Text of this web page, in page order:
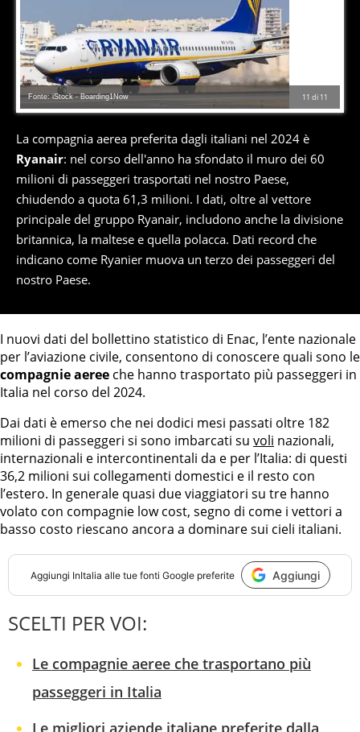
11 di 11
Fonte: iStock - Boarding1Now
La compagnia aerea preferita dagli italiani nel 2024 è
Ryanair: nel corso dell'anno ha sfondato il muro dei 60
milioni di passeggeri trasportati nel nostro Paese,
chiudendo a quota 61,3 milioni. I dati, oltre al vettore
principale del gruppo Ryanair, includono anche la divisione
britannica, la maltese e quella polacca. Dati record che
indicano come Ryanier muova un terzo dei passeggeri del
nostro Paese.
I nuovi dati del bollettino statistico di Enac, l’ente nazionale
per l’aviazione civile, consentono di conoscere quali sono le
compagnie aeree che hanno trasportato più passeggeri in
Italia nel corso del 2024.
Dai dati è emerso che nei dodici mesi passati oltre 182
milioni di passeggeri si sono imbarcati su voli nazionali,
internazionali e intercontinentali da e per l’Italia: di questi
36,2 milioni sui collegamenti domestici e il resto con
l’estero. In generale quasi due viaggiatori su tre hanno
volato con compagnie low cost, segno di come i vettori a
basso costo riescano ancora a dominare sui cieli italiani.
Aggiungi InItalia alle tue fonti Google preferite Aggiungi
SCELTI PER VOI:
Le compagnie aeree che trasportano più
passeggeri in Italia
Le migliori aziende italiane preferite dalla